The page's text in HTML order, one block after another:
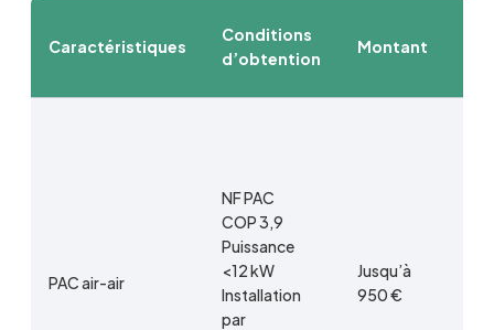
Caractéristiques
Conditions
d’obtention
Montant
PAC air-air
NF PAC
COP 3,9
Puissance
<12 kW
Installation
par
Jusqu’à
950 €